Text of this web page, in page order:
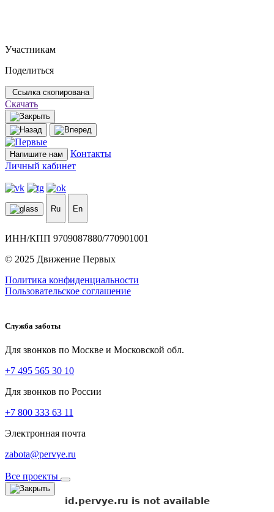
Участникам
Поделиться
Ссылка скопирована
Скачать
Напишите нам
Контакты
Личный кабинет
Ru En
ИНН/КПП 9709087880/770901001
© 2025 Движение Первых
Политика конфиденциальности
Пользовательское соглашение
Служба заботы
Для звонков по Москве и Московской обл.
+7 495 565 30 10
Для звонков по России
+7 800 333 63 11
Электронная почта
zabota@pervye.ru
Все проекты